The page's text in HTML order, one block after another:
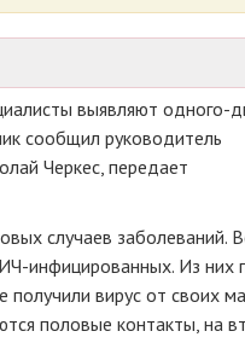
выявляют одного-
сообщил руководитель
Черкес, передает
случаев заболеваний.
инфицированных. Из них
вирус от своих
половые контакты, на